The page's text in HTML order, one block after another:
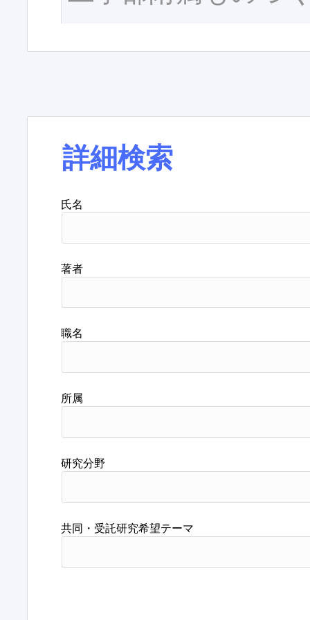
詳細検索
氏名
著者
職名
所属
研究分野
共同・受託研究希望テーマ